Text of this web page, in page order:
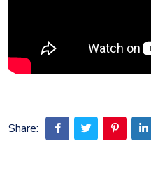
Share: